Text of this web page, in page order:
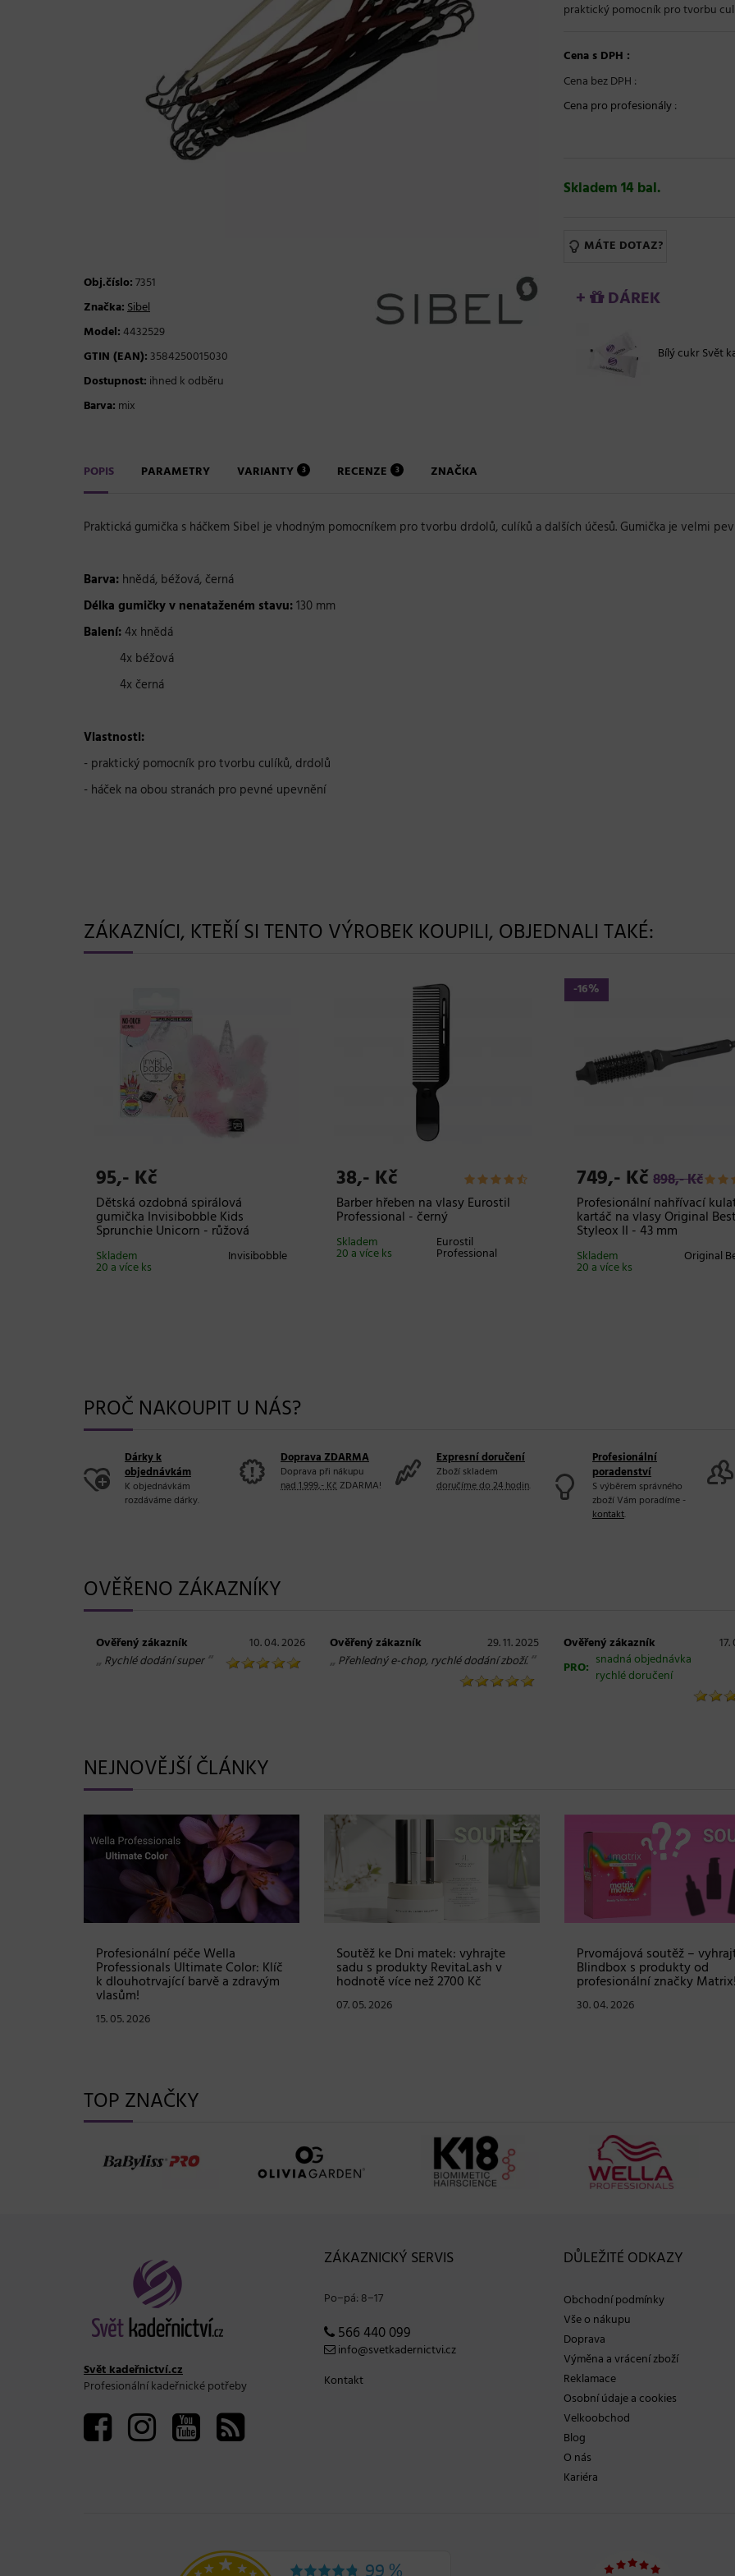
Obj.číslo:7351
Značka:Sibel
Model:4432529
GTIN (EAN): 3584250015030
Dostupnost: ihned k odběru
Barva: mix
praktický pomocník pro tvorbu
Cena s DPH :
Cena bez DPH :
Cena pro profesionály:
Skladem 14 bal.
MÁTE DOTAZ?
+ DÁREK
Bílý cukr Svět
POPIS PARAMETRY VARIANTY 3 RECENZE 3 ZNAČKA
Praktická gumička s háčkem Sibel je vhodným pomocníkem pro tvorbu drdolů, culíků a dalších účesů. Gumička je velmi
Barva: hnědá, béžová, černá
Délka gumičky v nenataženém stavu:130 mm
Balení:4x hnědá
4x béžová
4x černá
Vlastnosti:
- praktický pomocník pro tvorbu culíků, drdolů
- háček na obou stranách pro pevné upevnění
ZÁKAZNÍCI, KTEŘÍ SI TENTO VÝROBEK KOUPILI, OBJEDNALI TAKÉ:
95,- Kč
Dětská ozdobná spirálová
gumička Invisibobble Kids
Sprunchie Unicorn - růžová
Invisibobble
Skladem
20 a více ks
38,- Kč
Barber hřeben na vlasy Eurostil
Professional - černý
Eurostil
Professional
Skladem
20 a více ks
-16%
749,- Kč 898,- Kč
Profesionální nahřívací
kartáč na vlasy Original
Styleox II - 43 mm
Original
Skladem
20 a více ks
PROČ NAKOUPIT U NÁS?
Dárky k
objednávkám
K objednávkám
rozdáváme dárky.
Doprava ZDARMA
Doprava při nákupu
nad 1.999,- KčZDARMA!
Expresní doručení
Zboží skladem
doručíme do 24 hodin.
Profesionální
poradenství
S výběrem správného
zboží Vám poradíme -
kontakt.
OVĚŘENO ZÁKAZNÍKY
Ověřený zákazník 10. 04. 2026
„ Rychlé dodání super“
Ověřený zákazník 29. 11. 2025
„ Přehledný e-chop, rychlé dodání zboží.“
Ověřený zákazník
PRO: snadná objednávka
rychlé doručení
NEJNOVĚJŠÍ ČLÁNKY
Profesionální péče Wella
Professionals Ultimate Color: Klíč
k dlouhotrvající barvě a zdravým
vlasům!
15. 05. 2026
Soutěž ke Dni matek: vyhrajte
sadu s produkty RevitaLash v
hodnotě více než 2700 Kč
07. 05. 2026
Prvomájová soutěž –
Blindbox s produkty od
profesionální značky
30. 04. 2026
TOP ZNAČKY
Svět kadeřnictví.cz
Profesionální kadeřnické potřeby
ZÁKAZNICKÝ SERVIS
Po−pá: 8−17
566 440 099
info@svetkadernictvi.cz
Kontakt
DŮLEŽITÉ ODKAZY
Obchodní podmínky
Vše o nákupu
Doprava
Výměna a vrácení zboží
Reklamace
Osobní údaje a cookies
Velkoobchod
Blog
O nás
Kariéra